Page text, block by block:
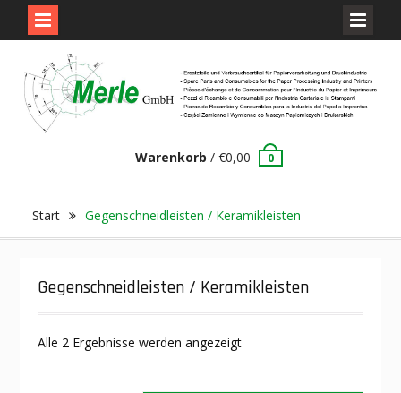
content
Warenkorb / €0,00 0
Start Gegenschneidleisten / Keramikleisten
Gegenschneidleisten / Keramikleisten
Alle 2 Ergebnisse werden angezeigt